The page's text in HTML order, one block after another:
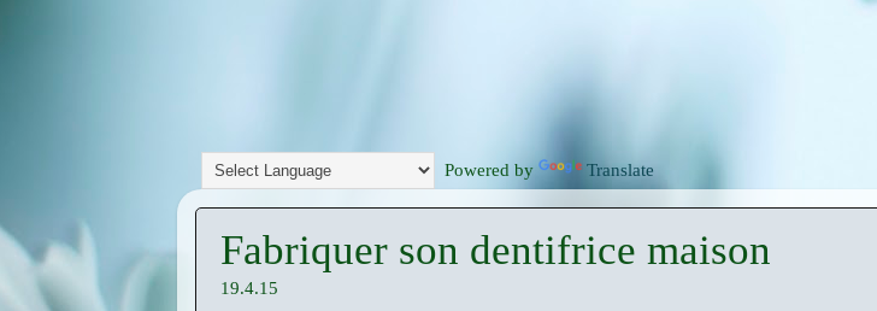
Powered by Translate
Fabriquer son dentifrice maison
19.4.15